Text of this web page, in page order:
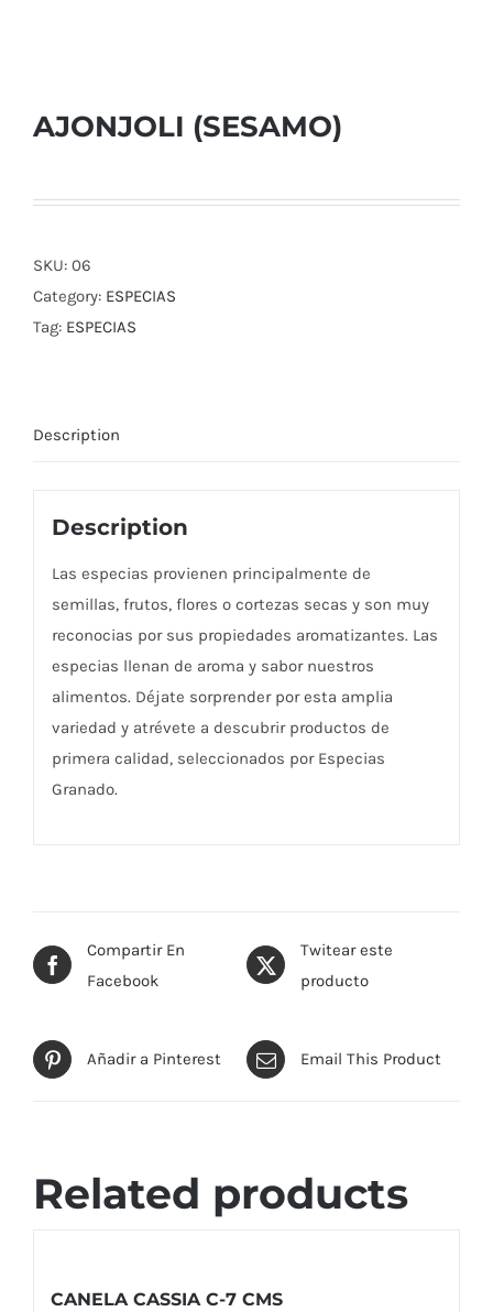
AJONJOLI (SESAMO)
SKU: 06
Category: ESPECIAS
Tag: ESPECIAS
Description
Description
Las especias provienen principalmente de
semillas, frutos, flores o cortezas secas y son muy
reconocias por sus propiedades aromatizantes. Las
especias llenan de aroma y sabor nuestros
alimentos. Déjate sorprender por esta amplia
variedad y atrévete a descubrir productos de
primera calidad, seleccionados por Especias
Granado.
Compartir En
Facebook
Twitear este
producto
Añadir a Pinterest Email This Product
Related products
CANELA CASSIA C-7 CMS